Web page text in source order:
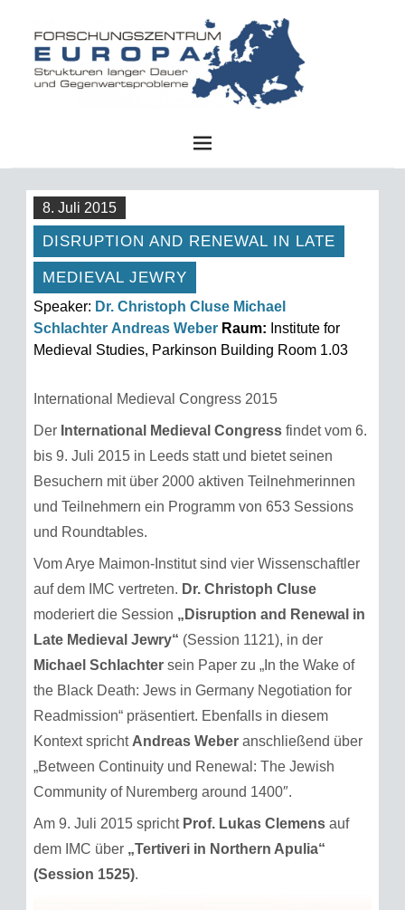
8. Juli 2015
DISRUPTION AND RENEWAL IN LATE
MEDIEVAL JEWRY
Speaker: Dr. Christoph CluseMichael
SchlachterAndreas Weber Raum: Institute for
Medieval Studies, Parkinson Building Room 1.03
International Medieval Congress 2015
Der International Medieval Congressfindet vom 6.
bis 9. Juli 2015 in Leeds statt und bietet seinen
Besuchern mit über 2000 aktiven Teilnehmerinnen
und Teilnehmern ein Programm von 653 Sessions
und Roundtables.
Vom Arye Maimon-Institut sind vier Wissenschaftler
auf dem IMC vertreten. Dr. Christoph Cluse
moderiert die Session „Disruption and Renewal in
Late Medieval Jewry“ (Session 1121), in der
Michael Schlachtersein Paper zu „In the Wake of
the Black Death: Jews in Germany Negotiation for
Readmission“ präsentiert. Ebenfalls in diesem
Kontext spricht Andreas Weberanschließend über
„Between Continuity und Renewal: The Jewish
Community of Nuremberg around 1400″.
Am 9. Juli 2015 sprichtProf. Lukas Clemensauf
dem IMC über „Tertiveri in Northern Apulia“
(Session 1525).